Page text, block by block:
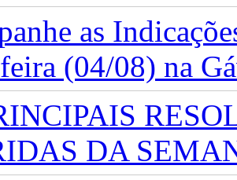
as
(04/08) na
DA